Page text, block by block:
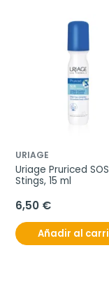
URIAGE
Uriage Pruriced
Stings, 15 ml
6,50 €
Añadir al